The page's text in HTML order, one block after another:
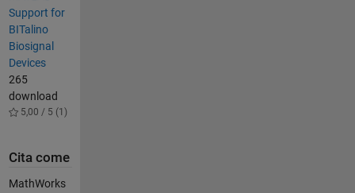
Support for
BITalino
Biosignal
Devices
265
download
5,00 / 5 (1)
Cita come
MathWorks